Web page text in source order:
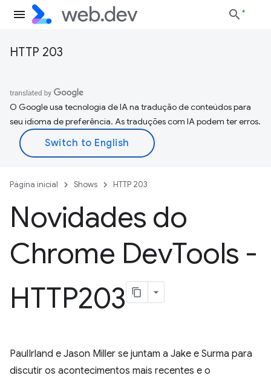
HTTP 203
O Google usa tecnologia de IA na tradução de conteúdos para
seu idioma de preferência. As traduções com IA podem ter erros.
Página inicial Shows HTTP 203
Novidades do
Chrome DevTools -
HTTP203
PaulIrland e Jason Miller se juntam a Jake e Surma para
discutir os acontecimentos mais recentes e o